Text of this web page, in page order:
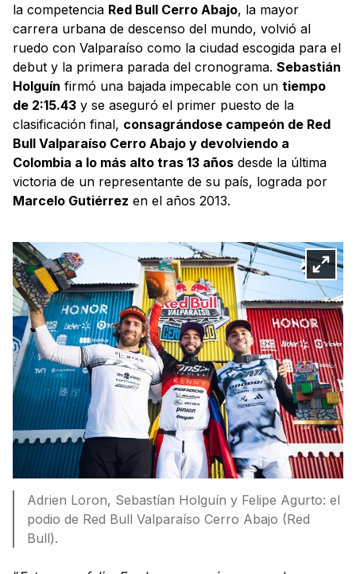
la competencia Red Bull Cerro Abajo, la mayor
carrera urbana de descenso del mundo, volvió al
ruedo con Valparaíso como la ciudad escogida para el
debut y la primera parada del cronograma. Sebastián
Holguín firmó una bajada impecable con un tiempo
de 2:15.43 y se aseguró el primer puesto de la
clasificación final, consagrándose campeón de Red
Bull Valparaíso Cerro Abajo y devolviendo a
Colombia a lo más alto tras 13 años desde la última
victoria de un representante de su país, lograda por
Marcelo Gutiérrez en el años 2013.
Adrien Loron, Sebastían Holguín y Felipe Agurto: el
podio de Red Bull Valparaíso Cerro Abajo (Red
Bull).